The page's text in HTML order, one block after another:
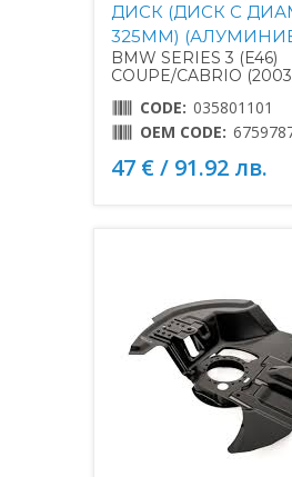
ДИСК (ДИСК С
325MM)
BMW SERIES 3 (E46)
COUPE/CABRIO
CODE: 035801101
OEM CODE:
47 € / 91.92 лв.